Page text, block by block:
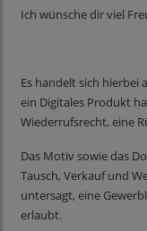
Ich wünsche dir viel
Es handelt sich hierbei
ein Digitales Produkt
Wiederrufsrecht, eine
Das Motiv sowie das
Tausch, Verkauf und
untersagt, eine
erlaubt.